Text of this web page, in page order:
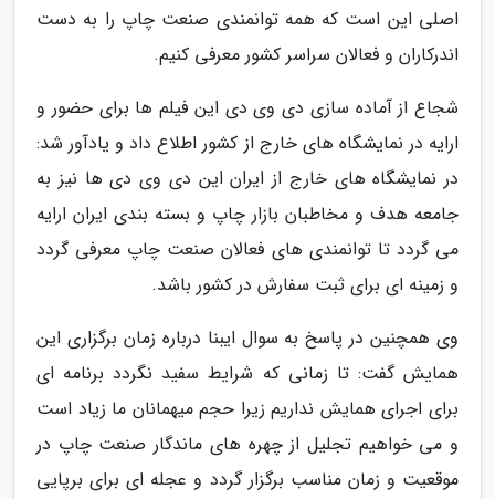
اصلی این است که همه توانمندی صنعت چاپ را به دست
اندرکاران و فعالان سراسر کشور معرفی کنیم.
شجاع از آماده سازی دی وی دی این فیلم ها برای حضور و
ارایه در نمایشگاه های خارج از کشور اطلاع داد و یادآور شد:
در نمایشگاه های خارج از ایران این دی وی دی ها نیز به
جامعه هدف و مخاطبان بازار چاپ و بسته بندی ایران ارایه
می گردد تا توانمندی های فعالان صنعت چاپ معرفی گردد
و زمینه ای برای ثبت سفارش در کشور باشد.
وی همچنین در پاسخ به سوال ایبنا درباره زمان برگزاری این
همایش گفت: تا زمانی که شرایط سفید نگردد برنامه ای
برای اجرای همایش نداریم زیرا حجم میهمانان ما زیاد است
و می خواهیم تجلیل از چهره های ماندگار صنعت چاپ در
موقعیت و زمان مناسب برگزار گردد و عجله ای برای برپایی